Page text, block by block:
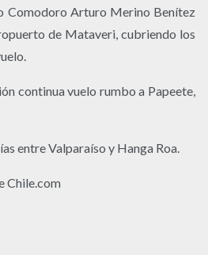
Comodoro Arturo Merino Benítez
de Mataveri, cubriendo los
continua vuelo rumbo a Papeete,
entre Valparaíso y Hanga Roa.
Chile.com